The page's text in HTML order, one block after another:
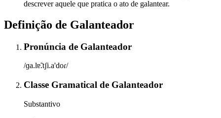
descrever aquele que pratica o ato de galantear.
Definição de Galanteador
Pronúncia de Galanteador
/ɡa.lɐ̃.tʃi.a'doɾ/
Classe Gramatical de Galanteador
Substantivo